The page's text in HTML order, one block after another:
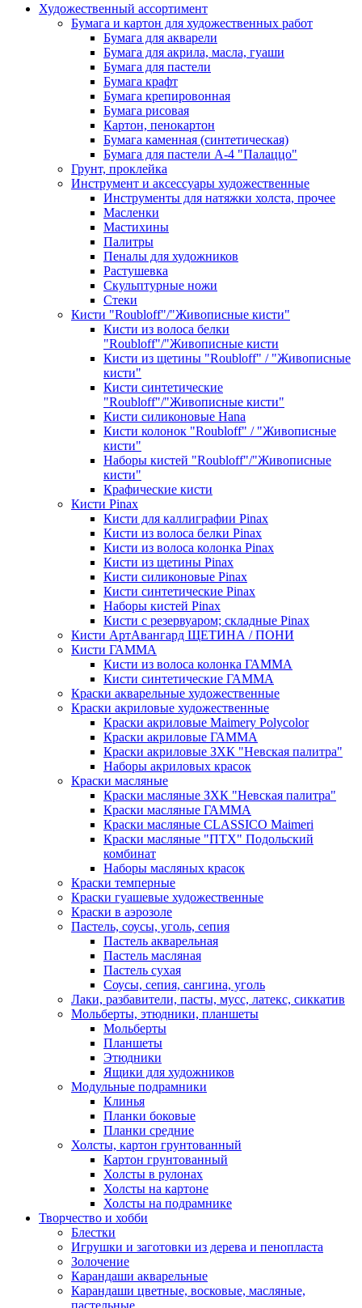
Художественный ассортимент
Бумага и картон для художественных работ
Бумага для акварели
Бумага для акрила, масла, гуаши
Бумага для пастели
Бумага крафт
Бумага крепировонная
Бумага рисовая
Картон, пенокартон
Бумага каменная (синтетическая)
Бумага для пастели А-4 "Палаццо"
Грунт, проклейка
Инструмент и аксессуары художественные
Инструменты для натяжки холста, прочее
Масленки
Мастихины
Палитры
Пеналы для художников
Растушевка
Скульптурные ножи
Стеки
Кисти "Roubloff"/"Живописные кисти"
Кисти из волоса белки
"Roubloff"/"Живописные кисти
Кисти из щетины "Roubloff" / "Живописные
кисти"
Кисти синтетические
"Roubloff"/"Живописные кисти"
Кисти силиконовые Hana
Кисти колонок "Roubloff" / "Живописные
кисти"
Наборы кистей "Roubloff"/"Живописные
кисти"
Крафические кисти
Кисти Pinax
Кисти для каллиграфии Pinax
Кисти из волоса белки Pinax
Кисти из волоса колонка Pinax
Кисти из щетины Pinax
Кисти силиконовые Pinax
Кисти синтетические Pinax
Наборы кистей Pinax
Кисти с резервуаром; складные Pinax
Кисти АртАвангард ЩЕТИНА / ПОНИ
Кисти ГАММА
Кисти из волоса колонка ГАММА
Кисти синтетические ГАММА
Краски акварельные художественные
Краски акриловые художественные
Краски акриловые Maimery Polycolor
Краски акриловые ГАММА
Краски акриловые ЗХК "Невская палитра"
Наборы акриловых красок
Краски масляные
Краски масляные ЗХК "Невская палитра"
Краски масляные ГАММА
Краски масляные CLASSICO Maimeri
Краски масляные "ПТХ" Подольский
комбинат
Наборы масляных красок
Краски темперные
Краски гуашевые художественные
Краски в аэрозоле
Пастель, соусы, уголь, сепия
Пастель акварельная
Пастель масляная
Пастель сухая
Соусы, сепия, сангина, уголь
Лаки, разбавители, пасты, мусс, латекс, сиккатив
Мольберты, этюдники, планшеты
Мольберты
Планшеты
Этюдники
Ящики для художников
Модульные подрамники
Клинья
Планки боковые
Планки средние
Холсты, картон грунтованный
Картон грунтованный
Холсты в рулонах
Холсты на картоне
Холсты на подрамнике
Творчество и хобби
Блестки
Игрушки и заготовки из дерева и пенопласта
Золочение
Карандаши акварельные
Карандаши цветные, восковые, масляные,
пастельные